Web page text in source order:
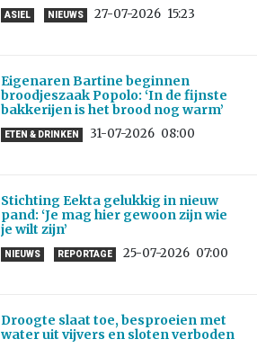
ASIEL NIEUWS 27-07-2026 15:23
Eigenaren Bartine beginnen
broodjeszaak Popolo: ‘In de fijnste
bakkerijen is het brood nog warm’
ETEN & DRINKEN 31-07-2026 08:00
Stichting Eekta gelukkig in nieuw
pand: ‘Je mag hier gewoon zijn wie
je wilt zijn’
NIEUWS REPORTAGE 25-07-2026 07:00
Droogte slaat toe, besproeien met
water uit vijvers en sloten verboden